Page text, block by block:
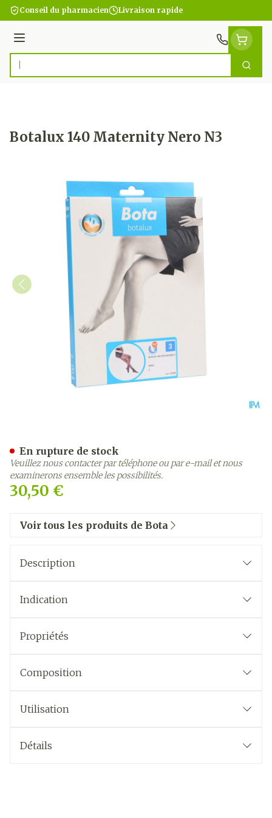
Aller au contenu
Conseil du pharmacien Livraison rapide
Menu
Rechercher
Botalux 140 Maternity Nero N3
30,50 €
En rupture de stock
Veuillez nous contacter par téléphone ou par e-mail et nous
examinerons ensemble les possibilités.
Voir tous les produits de Bota
Description
Indication
Propriétés
Composition
Utilisation
Détails